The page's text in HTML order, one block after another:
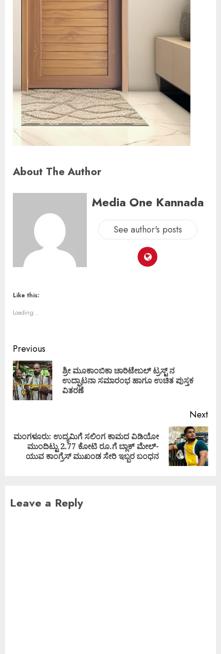
About The Author
Media One Kannada
See author's posts
Like this:
Loading...
Previous
ಶ್ರೀ ಮೂಕಾಂಬಿಕಾ ಚಾರಿಟೇಬಲ್ ಟ್ರಸ್ಟ್ ನ
ಉದ್ಘಾಟನಾ ಸಮಾರಂಭ ಹಾಗೂ ಉಚಿತ ಪುಸ್ತಕ
ವಿತರಣೆ
Next
ಮಂಗಳೂರು: ಉದ್ಯಮಿಗೆ ಸಲಿಂಗ ಕಾಮದ ವಿಡಿಯೋ
ಮುಂದಿಟ್ಟು 2.77 ಕೋಟಿ ರೂ.ಗೆ ಬ್ಲಾಕ್ ಮೇಲ್-
ಯುವ ಕಾಂಗ್ರೆಸ್ ಮುಖಂಡ ಸೇರಿ ಇಬ್ಬರ ಬಂಧನ
Leave a Reply